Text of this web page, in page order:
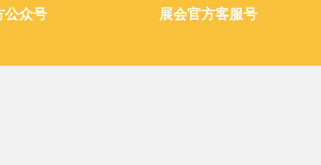
公众号 展会官方客服号